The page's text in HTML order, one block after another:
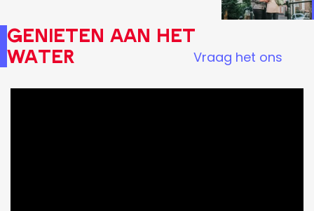
Vraag het ons
Genieten aan het
water